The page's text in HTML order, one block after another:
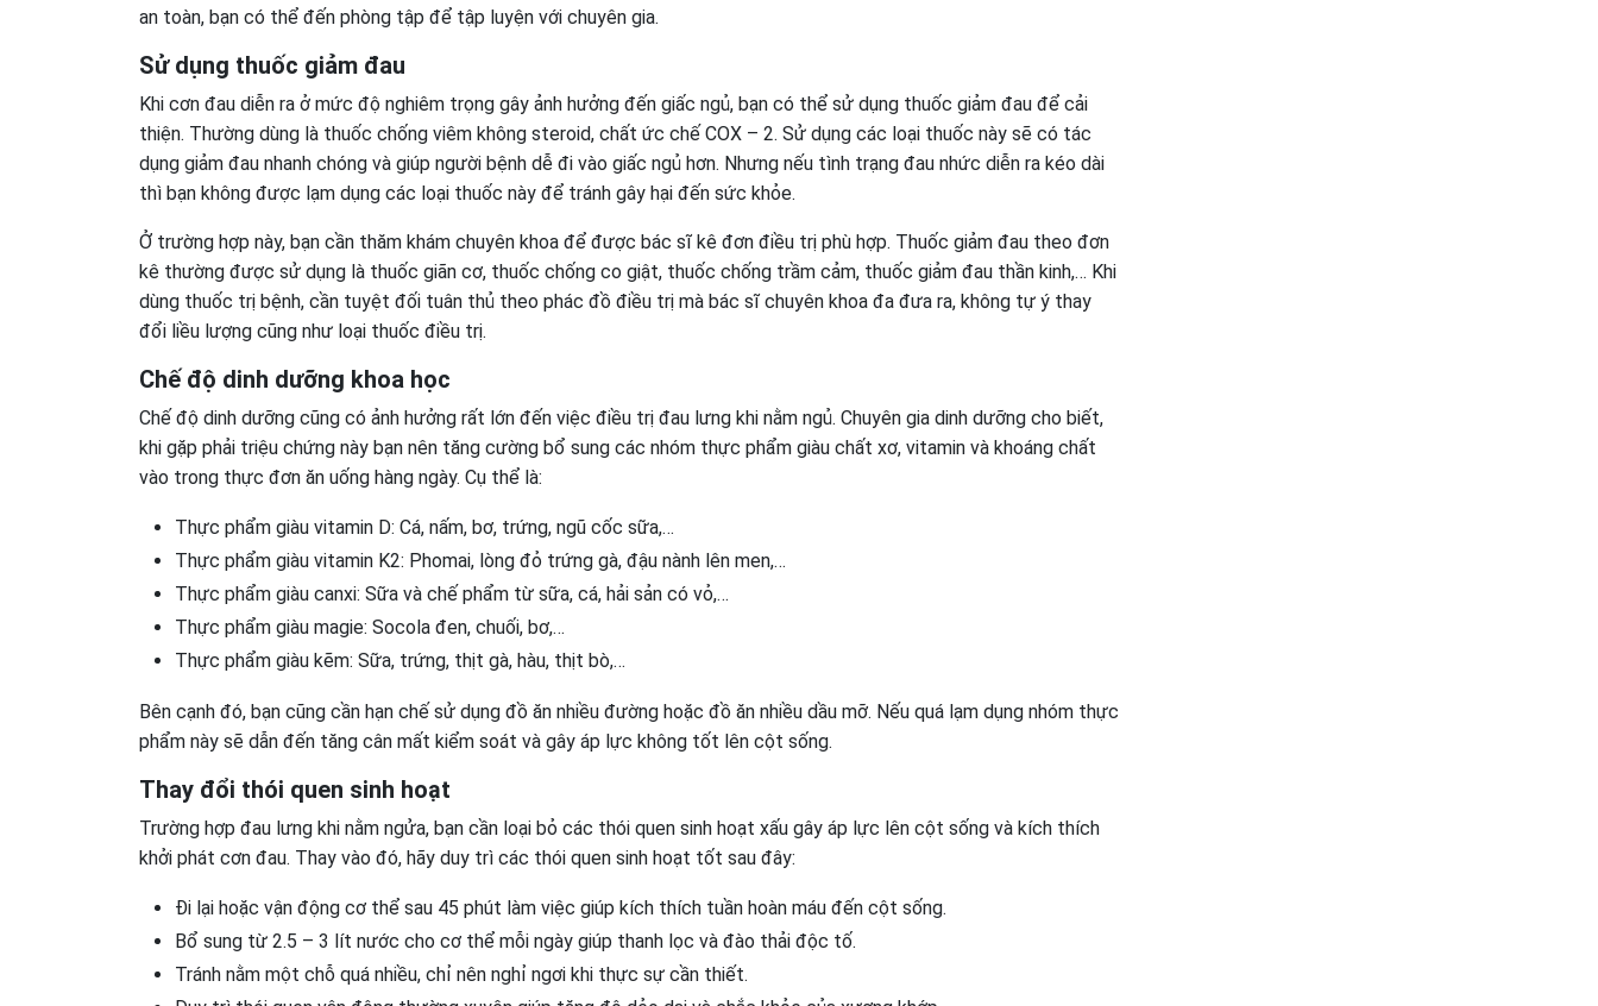
an toàn, bạn có thể đến phòng tập để tập luyện với chuyên gia.
Sử dụng thuốc giảm đau
Khi cơn đau diễn ra ở mức độ nghiêm trọng gây ảnh hưởng đến giấc ngủ, bạn có thể sử dụng thuốc giảm đau để cải
thiện. Thường dùng là thuốc chống viêm không steroid, chất ức chế COX – 2. Sử dụng các loại thuốc này sẽ có tác
dụng giảm đau nhanh chóng và giúp người bệnh dễ đi vào giấc ngủ hơn. Nhưng nếu tình trạng đau nhức diễn ra kéo dài
thì bạn không được lạm dụng các loại thuốc này để tránh gây hại đến sức khỏe.
Ở trường hợp này, bạn cần thăm khám chuyên khoa để được bác sĩ kê đơn điều trị phù hợp. Thuốc giảm đau theo đơn
kê thường được sử dụng là thuốc giãn cơ, thuốc chống co giật, thuốc chống trầm cảm, thuốc giảm đau thần kinh,… Khi
dùng thuốc trị bệnh, cần tuyệt đối tuân thủ theo phác đồ điều trị mà bác sĩ chuyên khoa đa đưa ra, không tự ý thay
đổi liều lượng cũng như loại thuốc điều trị.
Chế độ dinh dưỡng khoa học
Chế độ dinh dưỡng cũng có ảnh hưởng rất lớn đến việc điều trị đau lưng khi nằm ngủ. Chuyên gia dinh dưỡng cho biết,
khi gặp phải triệu chứng này bạn nên tăng cường bổ sung các nhóm thực phẩm giàu chất xơ, vitamin và khoáng chất
vào trong thực đơn ăn uống hàng ngày. Cụ thể là:
Thực phẩm giàu vitamin D: Cá, nấm, bơ, trứng, ngũ cốc sữa,…
Thực phẩm giàu vitamin K2: Phomai, lòng đỏ trứng gà, đậu nành lên men,…
Thực phẩm giàu canxi: Sữa và chế phẩm từ sữa, cá, hải sản có vỏ,…
Thực phẩm giàu magie: Socola đen, chuối, bơ,…
Thực phẩm giàu kẽm: Sữa, trứng, thịt gà, hàu, thịt bò,…
Bên cạnh đó, bạn cũng cần hạn chế sử dụng đồ ăn nhiều đường hoặc đồ ăn nhiều dầu mỡ. Nếu quá lạm dụng nhóm thực
phẩm này sẽ dẫn đến tăng cân mất kiểm soát và gây áp lực không tốt lên cột sống.
Thay đổi thói quen sinh hoạt
Trường hợp đau lưng khi nằm ngửa, bạn cần loại bỏ các thói quen sinh hoạt xấu gây áp lực lên cột sống và kích thích
khởi phát cơn đau. Thay vào đó, hãy duy trì các thói quen sinh hoạt tốt sau đây:
Đi lại hoặc vận động cơ thể sau 45 phút làm việc giúp kích thích tuần hoàn máu đến cột sống.
Bổ sung từ 2.5 – 3 lít nước cho cơ thể mỗi ngày giúp thanh lọc và đào thải độc tố.
Tránh nằm một chỗ quá nhiều, chỉ nên nghỉ ngơi khi thực sự cần thiết.